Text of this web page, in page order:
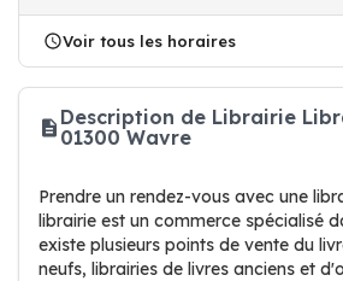
Voir tous les horaires
Description de Librairie
01300 Wavre
Prendre un rendez-vous avec une
librairie est un commerce spécialisé
existe plusieurs points de vente du
neufs, librairies de livres anciens et